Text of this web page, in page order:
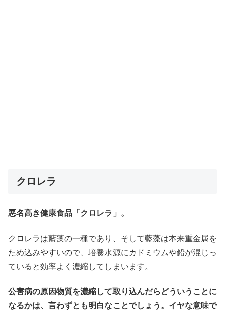
クロレラ
悪名高き健康食品「クロレラ」。
クロレラは藍藻の一種であり、そして藍藻は本来重金属を
ため込みやすいので、培養水源にカドミウムや鉛が混じっ
ていると効率よく濃縮してしまいます。
公害病の原因物質を濃縮して取り込んだらどういうことに
なるかは、言わずとも明白なことでしょう。イヤな意味で